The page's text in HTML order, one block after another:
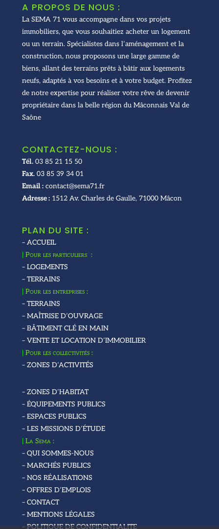
A PROPOS DE NOUS :
La SEMA 71 vous accompagne dans vos projets
immobiliers, que vous souhaitiez acheter un logement
ou un terrain. Spécialistes dans l’aménagement et la
construction, nous proposons une large gamme de
biens, allant des terrains prêts à bâtir aux logements
neufs, adaptés à vos besoins et à votre budget. Profitez
de notre expertise pour réaliser votre rêve de devenir
propriétaire dans la belle région du Mâconnais Val de
Saône
CONTACTEZ-NOUS :
Tél.03 85 21 15 50
Fax.03 85 39 34 01
Email :contact@sema71.fr
Adresse :1512 Av. Charles de Gaulle, 71000 Mâcon
PLAN DU SITE :
– ACCUEIL
| Pour les particuliers :
– LOGEMENTS
– TERRAINS
| Pour les entreprises :
– TERRAINS
– MAÎTRISE D’OUVRAGE
– BÂTIMENT CLÉ EN MAIN
– VENTE ET LOCATION D’IMMOBILIER
| Pour les collectivités :
– ZONES D’ACTIVITÉS
– ZONES D’HABITAT
– ÉQUIPEMENTS PUBLICS
– ESPACES PUBLICS
– LES MISSIONS D’ÉTUDE
| La Sema :
– QUI SOMMES-NOUS
– MARCHÉS PUBLICS
– NOS RÉALISATIONS
– OFFRES D’EMPLOIS
– CONTACT
– MENTIONS LÉGALES
– POLITIQUE DE CONFIDENTIALITE